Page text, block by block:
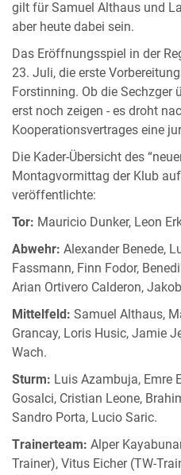
gilt für Samuel Althaus und
aber heute dabei sein.
Das Eröffnungsspiel in der
23. Juli, die erste
Forstinning. Ob die Sechzger
erst noch zeigen - es droht
Kooperationsvertrages eine
Die Kader-Übersicht des
Montagvormittag der Klub
veröffentlichte:
Tor: Mauricio Dunker, Leon
Abwehr: Alexander Benede,
Fassmann, Finn Fodor,
Arian Ortivero Calderon,
Mittelfeld: Samuel Althaus,
Grancay, Loris Husic, Jamie
Wach.
Sturm: Luis Azambuja, Emre
Gosalci, Cristian Leone,
Sandro Porta, Lucio Saric.
Trainerteam: Alper
Trainer), Vitus Eicher (TW-